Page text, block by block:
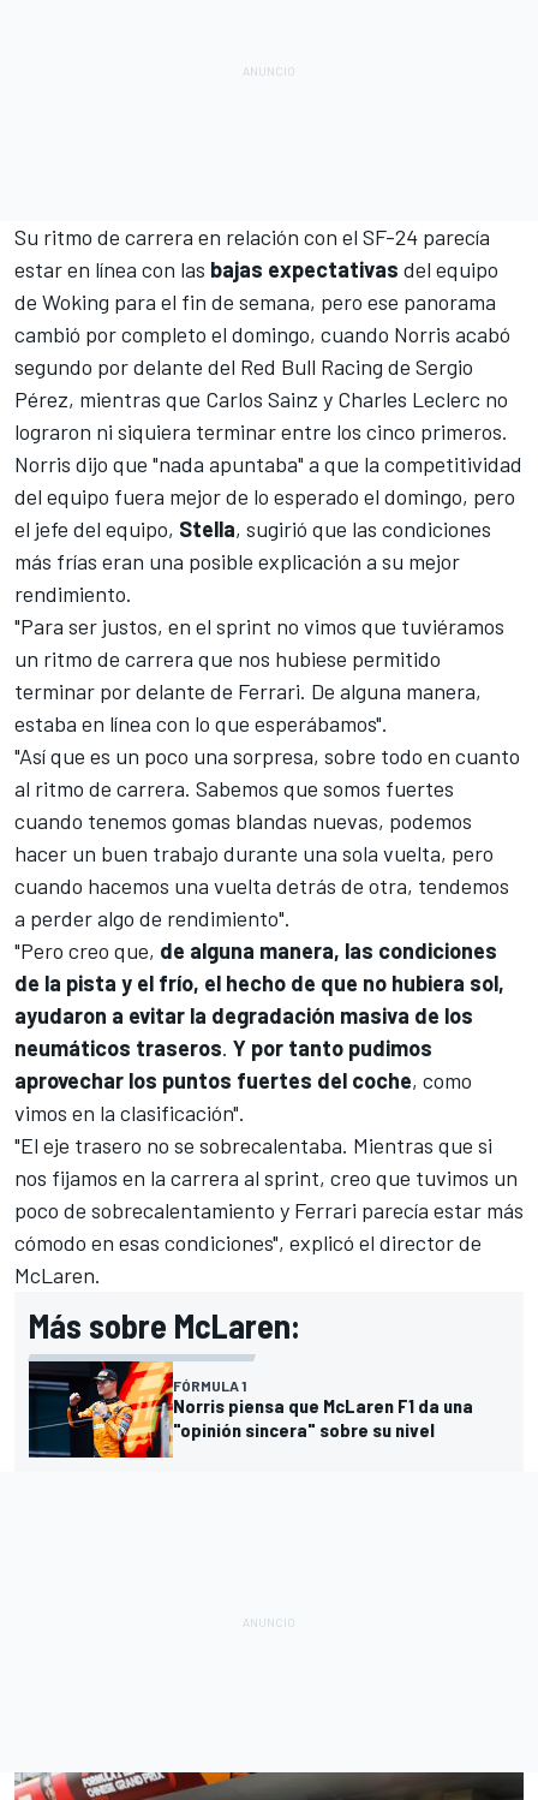
Su ritmo de carrera en relación con el SF-24 parecía
estar en línea con las bajas expectativas del equipo
de Woking para el fin de semana, pero ese panorama
cambió por completo el domingo, cuando Norris acabó
segundo por delante del Red Bull Racing de Sergio
Pérez, mientras que Carlos Sainz y Charles Leclerc no
lograron ni siquiera terminar entre los cinco primeros.
Norris dijo que "nada apuntaba" a que la competitividad
del equipo fuera mejor de lo esperado el domingo, pero
el jefe del equipo, Stella, sugirió que las condiciones
más frías eran una posible explicación a su mejor
rendimiento.
"Para ser justos, en el sprint no vimos que tuviéramos
un ritmo de carrera que nos hubiese permitido
terminar por delante de Ferrari. De alguna manera,
estaba en línea con lo que esperábamos".
"Así que es un poco una sorpresa, sobre todo en cuanto
al ritmo de carrera. Sabemos que somos fuertes
cuando tenemos gomas blandas nuevas, podemos
hacer un buen trabajo durante una sola vuelta, pero
cuando hacemos una vuelta detrás de otra, tendemos
a perder algo de rendimiento".
"Pero creo que, de alguna manera, las condiciones
de la pista y el frío, el hecho de que no hubiera sol,
ayudaron a evitar la degradación masiva de los
neumáticos traseros. Y por tanto pudimos
aprovechar los puntos fuertes del coche, como
vimos en la clasificación".
"El eje trasero no se sobrecalentaba. Mientras que si
nos fijamos en la carrera al sprint, creo que tuvimos un
poco de sobrecalentamiento y Ferrari parecía estar más
cómodo en esas condiciones", explicó el director de
McLaren.
Más sobre McLaren:
FÓRMULA 1
Norris piensa que McLaren F1 da una
"opinión sincera" sobre su nivel